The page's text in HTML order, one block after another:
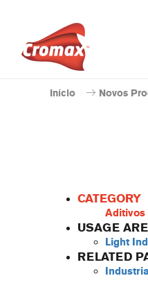
Início Novos
CATEGORY
Aditivos
USAGE
Light
RELATED